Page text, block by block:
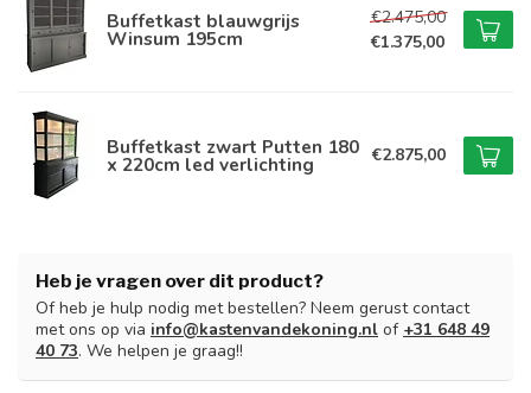
Buffetkast blauwgrijs
Winsum 195cm
€2.475,00
€1.375,00
Buffetkast zwart Putten 180
x 220cm led verlichting €2.875,00
Heb je vragen over dit product?
Of heb je hulp nodig met bestellen? Neem gerust contact
met ons op via info@kastenvandekoning.nl of +31 648 49
40 73. We helpen je graag!!